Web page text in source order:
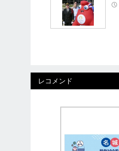
レコメンド